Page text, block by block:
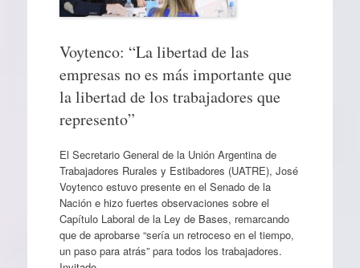
Voytenco: “La libertad de las
empresas no es más importante que
la libertad de los trabajadores que
represento”
El Secretario General de la Unión Argentina de
Trabajadores Rurales y Estibadores (UATRE), José
Voytenco estuvo presente en el Senado de la
Nación e hizo fuertes observaciones sobre el
Capítulo Laboral de la Ley de Bases, remarcando
que de aprobarse “sería un retroceso en el tiempo,
un paso para atrás” para todos los trabajadores.